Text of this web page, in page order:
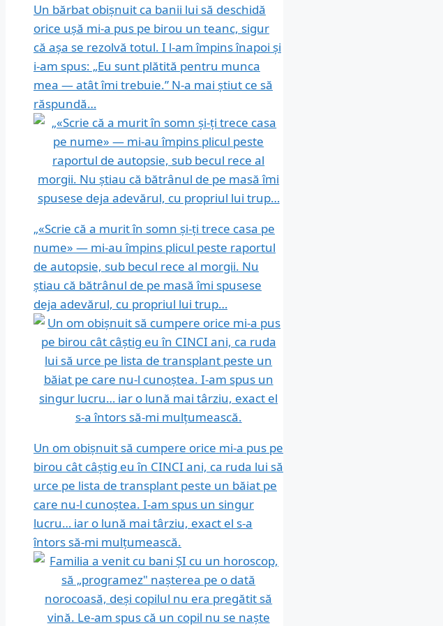
Un bărbat obișnuit ca banii lui să deschidă
orice ușă mi-a pus pe birou un teanc, sigur
că așa se rezolvă totul. I l-am împins înapoi și
i-am spus: „Eu sunt plătită pentru munca
mea — atât îmi trebuie.” N-a mai știut ce să
răspundă…
„«Scrie că a murit în somn și-ți trece casa pe
nume» — mi-au împins plicul peste raportul
de autopsie, sub becul rece al morgii. Nu
știau că bătrânul de pe masă îmi spusese
deja adevărul, cu propriul lui trup…
Un om obișnuit să cumpere orice mi-a pus pe
birou cât câștig eu în CINCI ani, ca ruda lui să
urce pe lista de transplant peste un băiat pe
care nu-l cunoștea. I-am spus un singur
lucru… iar o lună mai târziu, exact el s-a
întors să-mi mulțumească.